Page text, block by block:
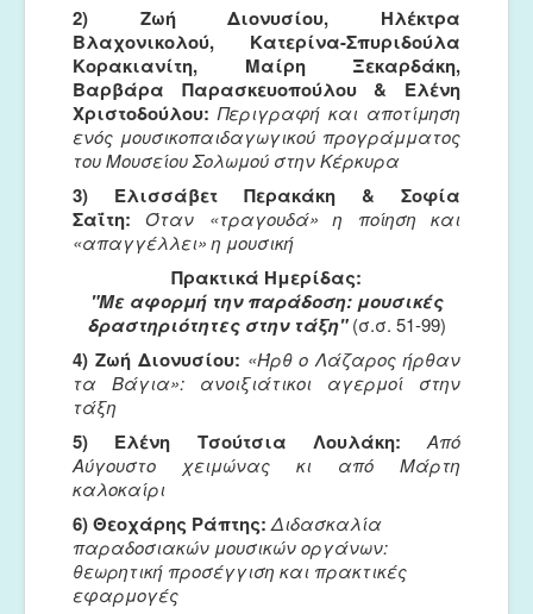
Μουσικές Ομάδες
Ευτέρπη
Musapps
2) Ζωή Διονυσίου, Ηλέκτρα
Βλαχονικολού, Κατερίνα-Σπυριδούλα
Κορακιανίτη, Μαίρη Ξεκαρδάκη,
Βαρβάρα Παρασκευοπούλου & Ελένη
Χριστοδούλου:Περιγραφή και αποτίμηση
ενός μουσικοπαιδαγωγικού προγράμματος
του Μουσείου Σολωμού στην Κέρκυρα
3) Ελισσάβετ Περακάκη & Σοφία
Σαΐτη: Όταν «τραγουδά» η ποίηση και
«απαγγέλλει» η μουσική
Πρακτικά Ημερίδας:
"Με αφορμή την παράδοση: μουσικές
δραστηριότητες στην τάξη"(σ.σ. 51-99)
4) Ζωή Διονυσίου: «Ήρθ ο Λάζαρος ήρθαν
τα Βάγια»: ανοιξιάτικοι αγερμοί στην
τάξη
5) Ελένη Τσούτσια Λουλάκη:Από
Αύγουστο χειμώνας κι από Μάρτη
καλοκαίρι
6) Θεοχάρης Ράπτης:Διδασκαλία
παραδοσιακών μουσικών οργάνων:
θεωρητική προσέγγιση και πρακτικές
εφαρμογές